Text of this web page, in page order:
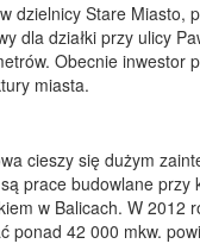
dzielnicy Stare Miasto,
dla działki przy ulicy
Obecnie
miasta.
cieszy się dużym
prace budowlane
w Balicach. W 2012
ponad 42 000 mkw.